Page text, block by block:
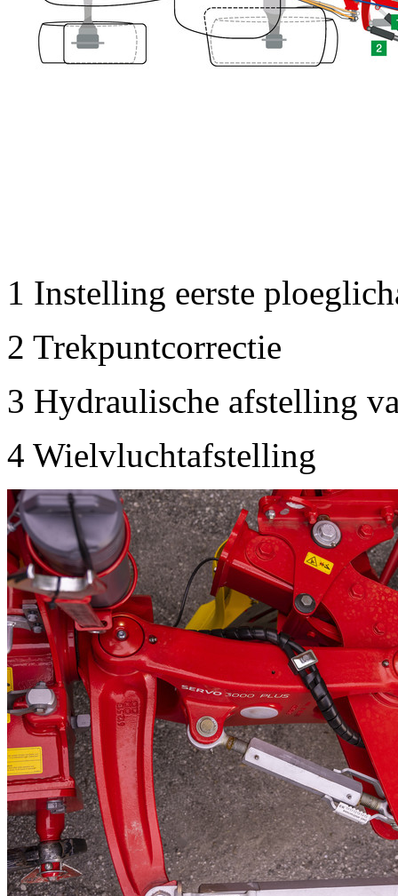
1 Instelling eerste
2 Trekpuntcorrectie
3 Hydraulische afstelling
4 Wielvluchtafstelling